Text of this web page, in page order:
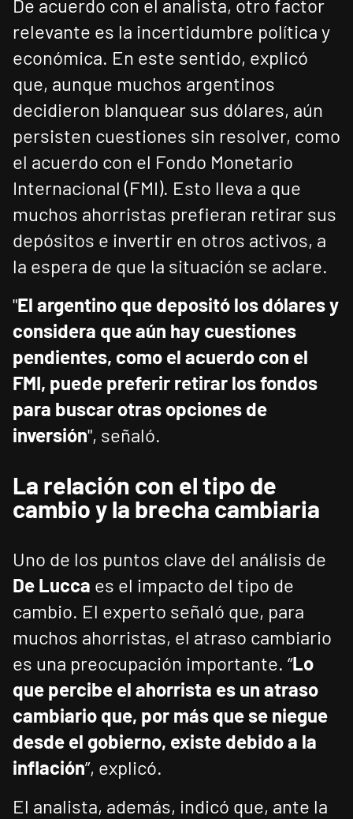
De acuerdo con el analista, otro factor
relevante es la incertidumbre política y
económica. En este sentido, explicó
que, aunque muchos argentinos
decidieron blanquear sus dólares, aún
persisten cuestiones sin resolver, como
el acuerdo con el Fondo Monetario
Internacional (FMI). Esto lleva a que
muchos ahorristas prefieran retirar sus
depósitos e invertir en otros activos, a
la espera de que la situación se aclare.
"El argentino que depositó los dólares y
considera que aún hay cuestiones
pendientes, como el acuerdo con el
FMI, puede preferir retirar los fondos
para buscar otras opciones de
inversión", señaló.
La relación con el tipo de
cambio y la brecha cambiaria
Uno de los puntos clave del análisis de
De Lucca es el impacto del tipo de
cambio. El experto señaló que, para
muchos ahorristas, el atraso cambiario
es una preocupación importante. “Lo
que percibe el ahorrista es un atraso
cambiario que, por más que se niegue
desde el gobierno, existe debido a la
inflación”, explicó.
El analista, además, indicó que, ante la